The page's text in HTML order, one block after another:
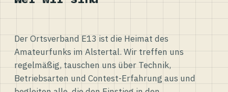
Der Ortsverband E13 ist die Heimat des
Amateurfunks im Alstertal. Wir treffen uns
regelmäßig, tauschen uns über Technik,
Betriebsarten und Contest-Erfahrung aus und